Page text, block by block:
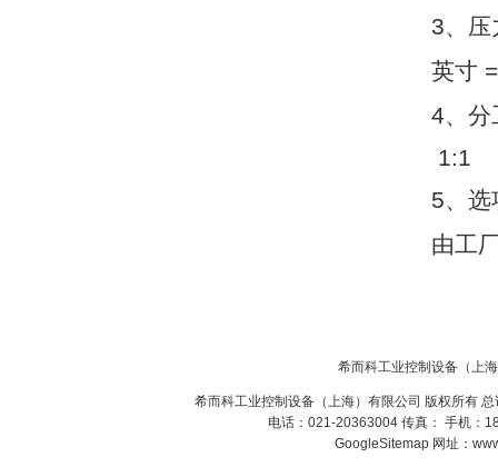
3、
英寸=
4、
1:1
5、
由工
希而科工业控制设备（上
希而科工业控制设备（上海）有限公司 版权所有
电话：021-20363004 传真： 手机：
GoogleSitemap网址：